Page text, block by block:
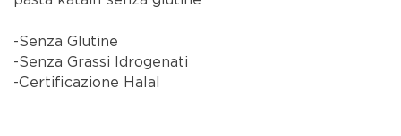
-Senza Glutine
-Senza Grassi Idrogenati
-Certificazione Halal